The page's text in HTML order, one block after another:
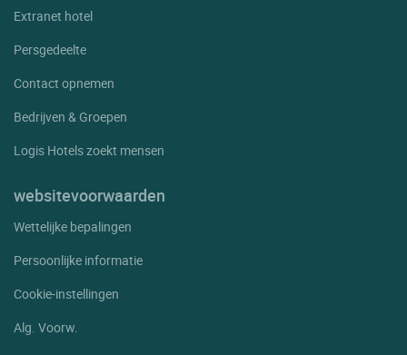
Extranet hotel
Persgedeelte
Contact opnemen
Bedrijven & Groepen
Logis Hotels zoekt mensen
websitevoorwaarden
Wettelijke bepalingen
Persoonlijke informatie
Cookie-instellingen
Alg. Voorw.